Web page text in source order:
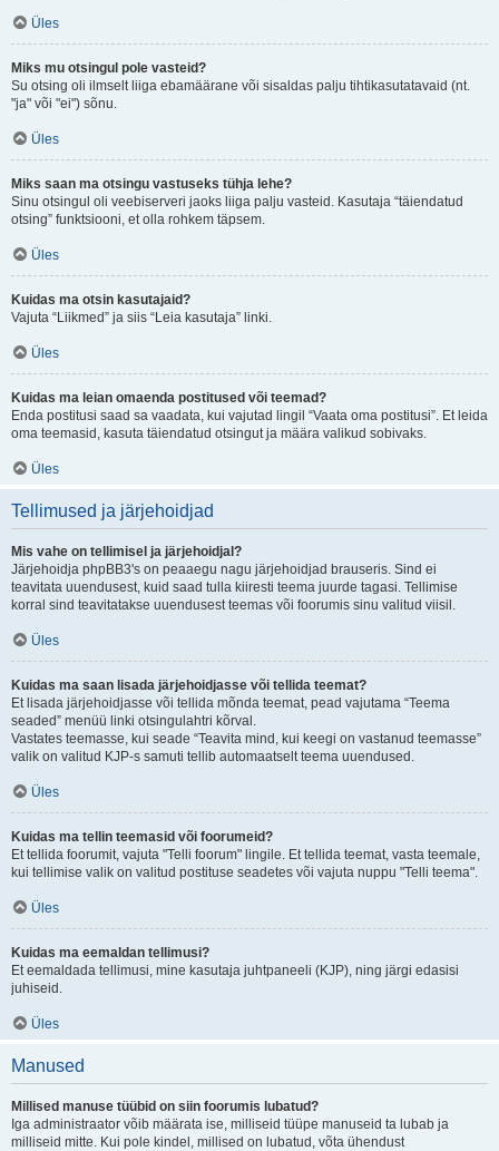
Üles
Miks mu otsingul pole vasteid?
Su otsing oli ilmselt liiga ebamäärane või sisaldas palju tihtikasutatavaid (nt.
"ja" või "ei") sõnu.
Üles
Miks saan ma otsingu vastuseks tühja lehe?
Sinu otsingul oli veebiserveri jaoks liiga palju vasteid. Kasutaja “täiendatud
otsing” funktsiooni, et olla rohkem täpsem.
Üles
Kuidas ma otsin kasutajaid?
Vajuta “Liikmed” ja siis “Leia kasutaja” linki.
Üles
Kuidas ma leian omaenda postitused või teemad?
Enda postitusi saad sa vaadata, kui vajutad lingil “Vaata oma postitusi”. Et leida
oma teemasid, kasuta täiendatud otsingut ja määra valikud sobivaks.
Üles
Tellimused ja järjehoidjad
Mis vahe on tellimisel ja järjehoidjal?
Järjehoidja phpBB3's on peaaegu nagu järjehoidjad brauseris. Sind ei
teavitata uuendusest, kuid saad tulla kiiresti teema juurde tagasi. Tellimise
korral sind teavitatakse uuendusest teemas või foorumis sinu valitud viisil.
Üles
Kuidas ma saan lisada järjehoidjasse või tellida teemat?
Et lisada järjehoidjasse või tellida mõnda teemat, pead vajutama “Teema
seaded” menüü linki otsingulahtri kõrval.
Vastates teemasse, kui seade “Teavita mind, kui keegi on vastanud teemasse”
valik on valitud KJP-s samuti tellib automaatselt teema uuendused.
Üles
Kuidas ma tellin teemasid või foorumeid?
Et tellida foorumit, vajuta "Telli foorum" lingile. Et tellida teemat, vasta teemale,
kui tellimise valik on valitud postituse seadetes või vajuta nuppu "Telli teema".
Üles
Kuidas ma eemaldan tellimusi?
Et eemaldada tellimusi, mine kasutaja juhtpaneeli (KJP), ning järgi edasisi
juhiseid.
Üles
Manused
Millised manuse tüübid on siin foorumis lubatud?
Iga administraator võib määrata ise, milliseid tüüpe manuseid ta lubab ja
milliseid mitte. Kui pole kindel, millised on lubatud, võta ühendust